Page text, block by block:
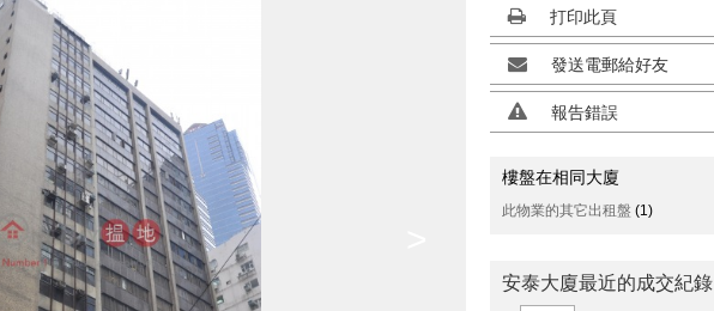
打印此頁
發送電郵給好友
報告錯誤
樓盤在相同大廈
此物業的其它出租盤 (1)
安泰大廈最近的成交紀錄